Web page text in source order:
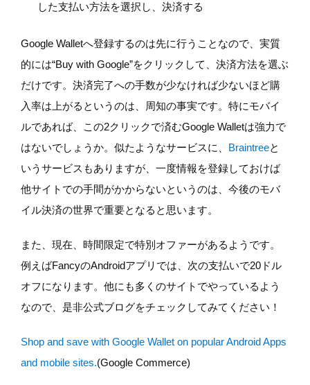
した支払い方法を選択し、決済する
Google Walletへ登録するのは先に行うことなので、実質
的には“Buy with Google”をクリックして、決済方法を選ぶ
だけです。決済完了への手数が少なければ少ないほど購
入率は上がるというのは、周知の事実です。特にモバイ
ルであれば、この2クリックで済むGoogle Walletは強力で
はないでしょうか。似たようなサービスに、
Braintreeと
いうサービスもありますが、一度情報を登録しておけば
他サイトでの手間がかからないというのは、今後のモバ
イル決済の世界で重要となると思います。
また、現在、時間限定で特別オファーがあるようです。
例えばFancyのAndroidアプリでは、次の支払いで20ドル
オフになります。他にも多くのサイトでやっているよう
なので、是非公式ブログをチェックしてみてください！
Shop and save with Google Wallet on popular Android Apps
and mobile sites.(Google Commerce)